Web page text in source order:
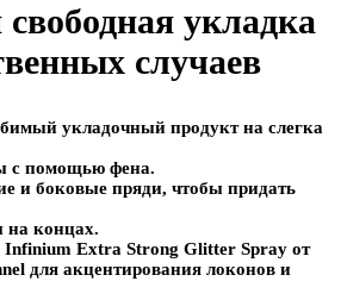
укладка
случаев
укладочный продукт на слегка
с помощью фена.
и боковые пряди, чтобы придать
на концах.
Infinium Extra Strong Glitter Spray от
для акцентирования локонов и